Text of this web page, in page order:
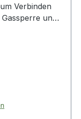
Verbinden
und